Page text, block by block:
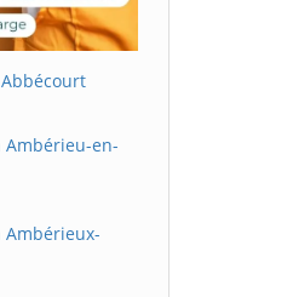
en-